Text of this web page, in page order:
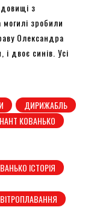
з
зробили
Олександра
двоє синів. Усі
ДИРИЖАБЛЬ
КОВАНЬКО
ІСТОРІЯ